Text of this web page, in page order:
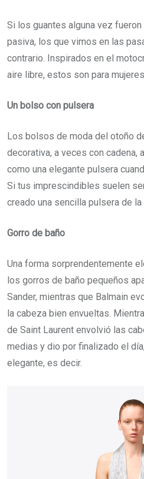
Si los guantes alguna vez
pasiva, los que vimos en las
contrario. Inspirados en el
aire libre, estos son para
Un bolso con pulsera
Los bolsos de moda del otoño
decorativa, a veces con cadena,
como una elegante pulsera
Si tus imprescindibles suelen
creado una sencilla pulsera de la
Gorro de baño
Una forma sorprendentemente
los gorros de baño pequeños
Sander, mientras que Balmain
la cabeza bien envueltas.
de Saint Laurent envolvió las
medias y dio por finalizado el
elegante, es decir.